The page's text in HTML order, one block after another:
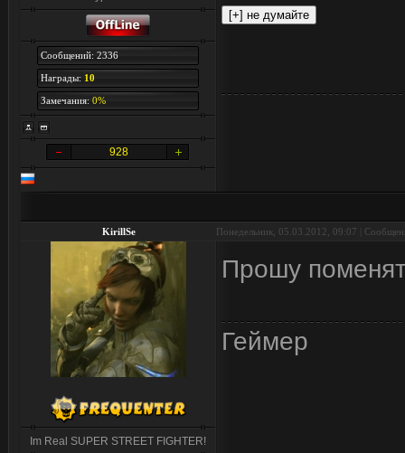
Сообщений: 2336
Награды: 10
Замечания: 0%
928
KirillSe Понедельник, 05.03.2012, 09:07 |
Im Real SUPER STREET FIGHTER!
Прошу
Геймер